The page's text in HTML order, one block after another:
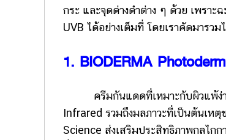
กระ และจุดด่างดำต่าง ๆ ด้วย เพรา
UVB ได้อย่างเต็มที่ โดยเราคัดมารว
1. BIODERMA
ครีมกันแดดที่เหมาะกับผิวแพ้ง่าย
Infrared รวมถึงมลภาวะที่เป็นต้นเห
Science ส่งเสริมประสิทธิภาพกลไก